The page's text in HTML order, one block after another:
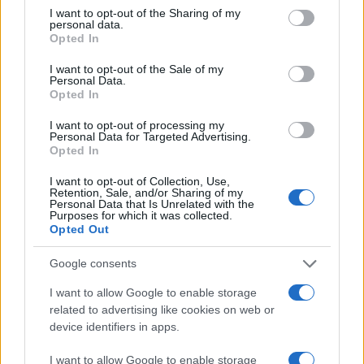
not limited to your visit or usage behaviour. You may click to
grant or deny consent to Google and its third-party tags to
use your data for below specified purposes in below Google
consent section.
I want to opt-out of the Sharing of my
personal data.
Opted In
I want to opt-out of the Sale of my
Personal Data.
Opted In
I want to opt-out of processing my
Personal Data for Targeted Advertising.
Opted In
I want to opt-out of Collection, Use,
Retention, Sale, and/or Sharing of my
Personal Data that Is Unrelated with the
Purposes for which it was collected.
Opted Out
Google consents
I want to allow Google to enable storage
related to advertising like cookies on web or
device identifiers in apps.
I want to allow Google to enable storage
Η στρατηγική της εταιρείας δεν περιορίζεται μόνο στο
hardware. Μαζί με το Lumex λανσάρεται και μια
ολοκληρωμένη πλατφόρμα λογισμικού, πλήρως
συμβατή με τοAndroid 16. Σε αυτήν περιλαμβάνονται
οι βιβλιοθήκες KleidiAI, που αξιοποιούν τις νέες
δυνατότητες SME2, καθώς και εργαλεία τηλεμετρίας
που βοηθούν τους developers να μετρούν την
απόδοση και να εντοπίζουν πιθανά σημεία
συμφόρησης. Με αυτόν τον τρόπο, η Arm επιτρέπει